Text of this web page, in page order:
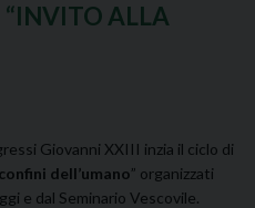
ALLA
Giovanni XXIII inzia il ciclo di
dell’umano” organizzati
e dal Seminario Vescovile.